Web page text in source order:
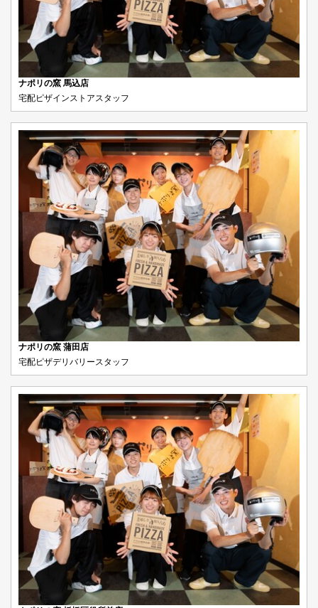
ナポリの窯 馬込店
宅配ピザインストアスタッフ
ナポリの窯 蒲田店
宅配ピザデリバリースタッフ